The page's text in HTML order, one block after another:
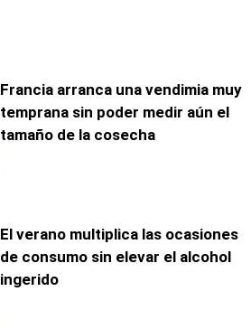
Francia arranca una vendimia muy
temprana sin poder medir aún el
tamaño de la cosecha
El verano multiplica las ocasiones
de consumo sin elevar el alcohol
ingerido